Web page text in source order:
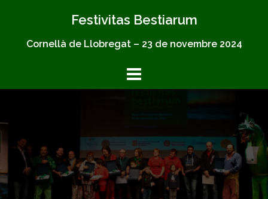
Festivitas Bestiarum
Cornellà de Llobregat – 23 de novembre 2024